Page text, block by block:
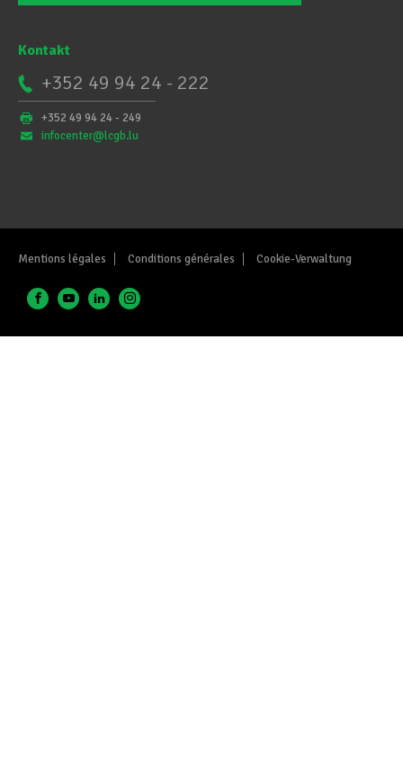
Kontakt
+352 49 94 24 - 222
+352 49 94 24 - 249
infocenter@lcgb.lu
Mentions légales Conditions générales Cookie-Verwaltung